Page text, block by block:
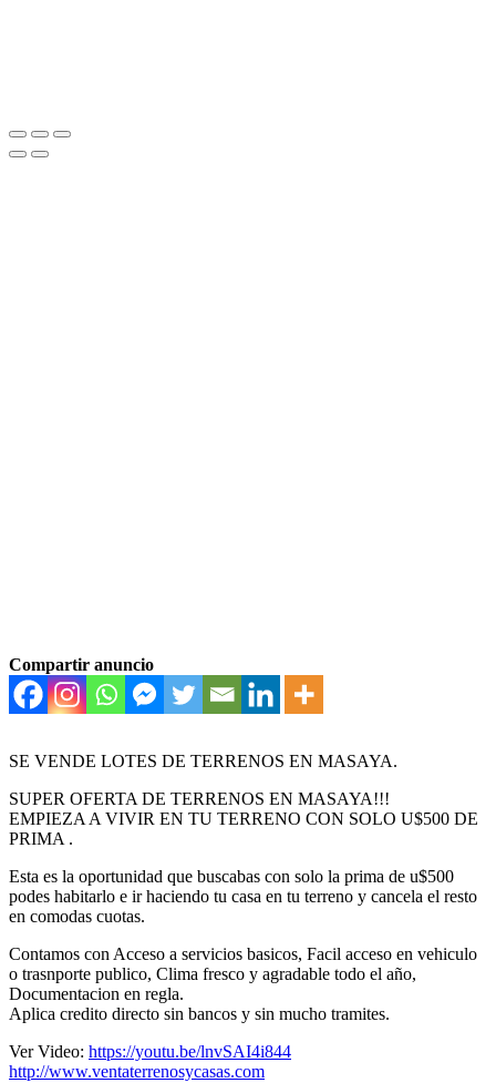
Compartir anuncio
SE VENDE LOTES DE TERRENOS EN MASAYA.
SUPER OFERTA DE TERRENOS EN MASAYA!!!
EMPIEZA A VIVIR EN TU TERRENO CON SOLO U$500 DE
PRIMA .
Esta es la oportunidad que buscabas con solo la prima de u$500
podes habitarlo e ir haciendo tu casa en tu terreno y cancela el resto
en comodas cuotas.
Contamos con Acceso a servicios basicos, Facil acceso en vehiculo
o trasnporte publico, Clima fresco y agradable todo el año,
Documentacion en regla.
Aplica credito directo sin bancos y sin mucho tramites.
Ver Video: https://youtu.be/lnvSAI4i844
http://www.ventaterrenosycasas.com